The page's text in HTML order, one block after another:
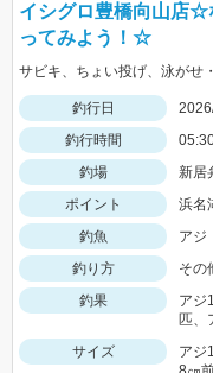
イシグロ豊橋向山店☆
ってみよう！☆
釣行日
釣行時間
釣場
新居
ポイント
浜名
釣魚
アジ
釣り方
その
釣果
アジ
匹、
サイズ
アジ